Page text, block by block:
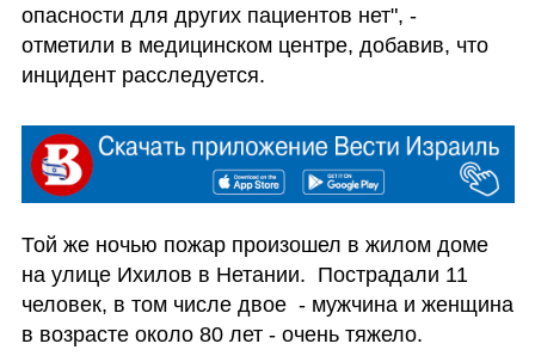
опасности для других пациентов нет", -
отметили в медицинском центре, добавив, что
инцидент расследуется.
Той же ночью пожар произошел в жилом доме
на улице Ихилов в Нетании.  Пострадали 11
человек, в том числе двое  - мужчина и женщина
в возрасте около 80 лет - очень тяжело.